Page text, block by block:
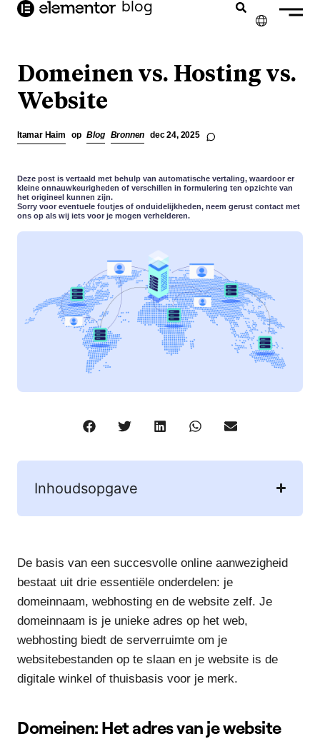
blog
ENGLISH
ESPAÑOL
ITALIANO
Domeinen vs. Hosting vs.
Website
Itamar Haim op Blog Bronnen dec 24, 2025
Deze post is vertaald met behulp van automatische vertaling, waardoor er
kleine onnauwkeurigheden of verschillen in formulering ten opzichte van
het origineel kunnen zijn.
Sorry voor eventuele foutjes of onduidelijkheden, neem gerust contact met
ons op als wij iets voor je mogen verhelderen.
Inhoudsopgave
De basis van een succesvolle online aanwezigheid
bestaat uit drie essentiële onderdelen: je
domeinnaam, webhosting en de website zelf. Je
domeinnaam is je unieke adres op het web,
webhosting biedt de serverruimte om je
websitebestanden op te slaan en je website is de
digitale winkel of thuisbasis voor je merk.
Domeinen: Het adres van je website